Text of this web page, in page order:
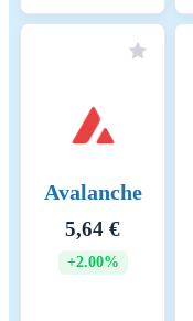
Raportointikauden
Raportointikauden
Avalanche
5,64 €
+2.00%